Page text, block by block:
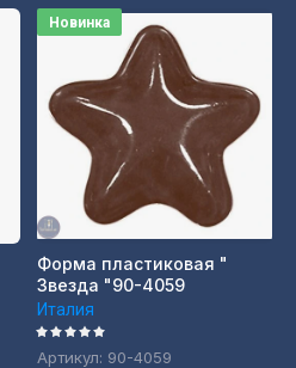
Новинка
Форма пластиковая "
Звезда "90-4059
Италия
Артикул: 90-4059